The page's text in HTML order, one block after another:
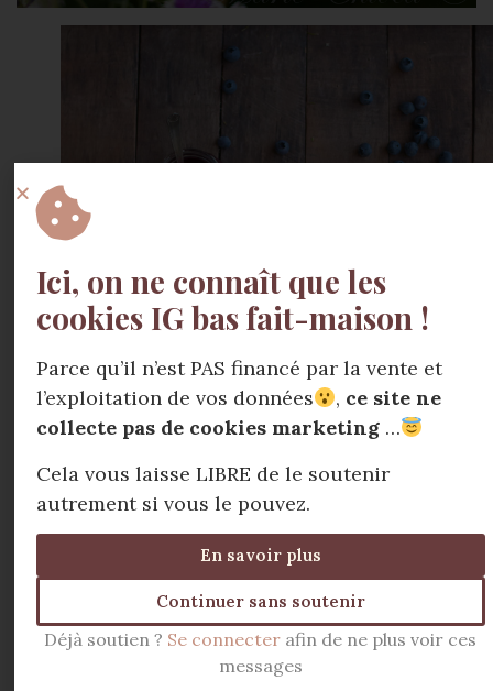
Ici, on ne connaît que les
cookies IG bas fait-maison !
Parce qu’il n’est PAS financé par la vente et
l’exploitation de vos données
, ce site ne
collecte pas de cookies marketing…
Cela vous laisse LIBRE de le soutenir
autrement si vous le pouvez.
En savoir plus
Continuer sans soutenir
Déjà soutien ? Se connecter afin de ne plus voir ces
messages